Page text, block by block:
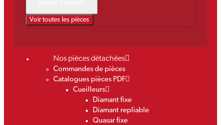
Voir toutes les pièces
Nos pièces détachées
Commandes de pièces
Catalogues pièces PDF
Cueilleurs
Diamant fixe
Diamant repliable
Quasar fixe